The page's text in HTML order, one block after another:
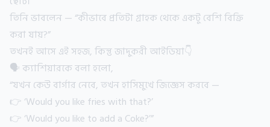
তিনি ভাবলেন — “কীভাবে প্রতিটা গ্রাহক থেকে একটু বেশি বিক্রি
করা যায়?”
তখনই আসে এই সহজ, কিন্তু জাদুকরী আইডিয়া👇
🗣️ ক্যাশিয়ারকে বলা হলো,
“যখন কেউ বার্গার নেবে, তখন হাসিমুখে জিজ্ঞেস করবে —
👉 ‘Would you like fries with that?’
👉 ‘Would you like to add a Coke?’”